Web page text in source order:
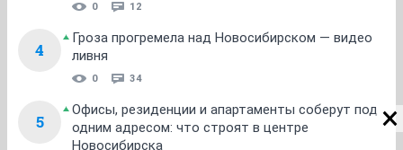
0 12
4
Гроза прогремела над Новосибирском — видео
ливня
0 34
5
Офисы, резиденции и апартаменты соберут под
одним адресом: что строят в центре
Новосибирска